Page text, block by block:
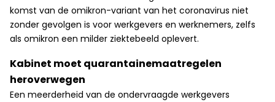
komst van de omikron-variant van het coronavirus niet
zonder gevolgen is voor werkgevers en werknemers, zelfs
als omikron een milder ziektebeeld oplevert.
Kabinet moet quarantainemaatregelen
heroverwegen
Een meerderheid van de ondervraagde werkgevers